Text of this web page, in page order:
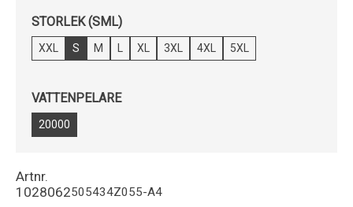
STORLEK (SML)
XXL S M XL 3XL 4XL 5XL
VATTENPELARE
20000
Artnr.
1028062505434Z055-A4